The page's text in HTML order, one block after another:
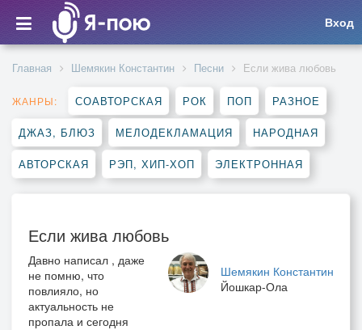
Вход
Главная Шемякин Константин Песни Если жива любовь
ЖАНРЫ: СОАВТОРСКАЯ РОК ПОП РАЗНОЕ
ДЖАЗ, БЛЮЗ МЕЛОДЕКЛАМАЦИЯ НАРОДНАЯ
АВТОРСКАЯ РЭП, ХИП-ХОП ЭЛЕКТРОННАЯ
Если жива любовь
Шемякин Константин
Йошкар-Ола
Давно написал , даже
не помню, что
повлияло, но
актуальность не
пропала и сегодня